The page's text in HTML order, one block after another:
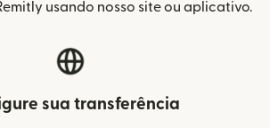
usando nosso site ou aplicativo.
sua transferência